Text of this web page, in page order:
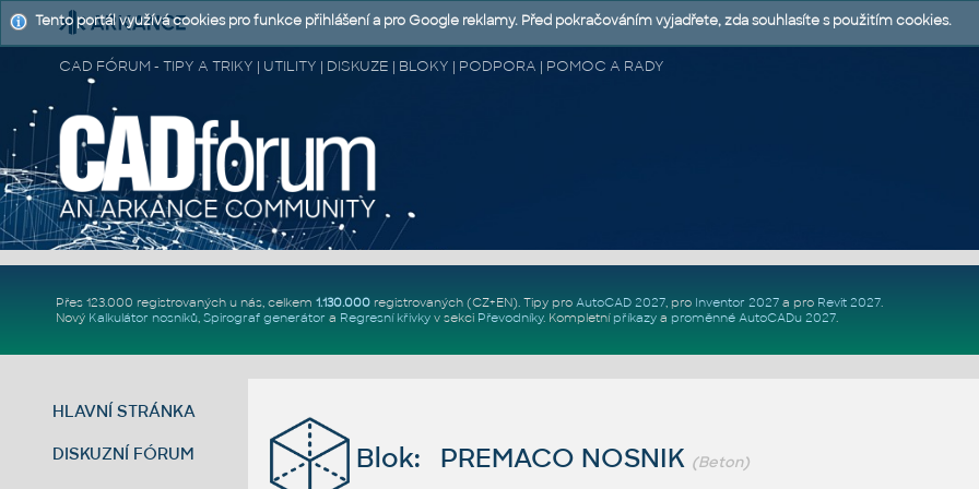
CAD FÓRUM - TIPY A TRIKY | UTILITY | DISKUZE | BLOKY | PODPORA | POMOC A RADY
Přes 123.000 registrovaných u nás, celkem 1.130.000registrovaných (CZ+EN). Tipy pro AutoCAD 2027, pro Inventor 2027a pro Revit 2027.
Nový Kalkulátor nosníků, Spirograf generátor a Regresní křivkyv sekci Převodníky. Kompletní příkazya proměnné AutoCADu 2027.
HLAVNÍ STRÁNKA
DISKUZNÍ FÓRUM Blok: PREMACO NOSNIK (Beton)
Tento portál využívá cookies pro funkce přihlášení a pro Google reklamy. Před pokračováním vyjadřete, zda souhlasíte s použitím cookies.